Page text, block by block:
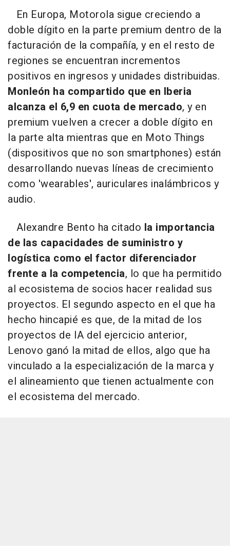
En Europa, Motorola sigue creciendo a
doble dígito en la parte premium dentro de la
facturación de la compañía, y en el resto de
regiones se encuentran incrementos
positivos en ingresos y unidades distribuidas.
Monleón ha compartido que en Iberia
alcanza el 6,9 en cuota de mercado, y en
premium vuelven a crecer a doble dígito en
la parte alta mientras que en Moto Things
(dispositivos que no son smartphones) están
desarrollando nuevas líneas de crecimiento
como 'wearables', auriculares inalámbricos y
audio.
Alexandre Bento ha citado la importancia
de las capacidades de suministro y
logística como el factor diferenciador
frente a la competencia, lo que ha permitido
al ecosistema de socios hacer realidad sus
proyectos. El segundo aspecto en el que ha
hecho hincapié es que, de la mitad de los
proyectos de IA del ejercicio anterior,
Lenovo ganó la mitad de ellos, algo que ha
vinculado a la especialización de la marca y
el alineamiento que tienen actualmente con
el ecosistema del mercado.